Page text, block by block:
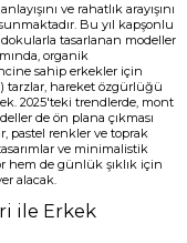
ve rahatlık arayışını
Bu yıl kapşonlu
tasarlanan modeller
organik
sahip erkekler için
tarzlar, hareket özgürlüğü
2025'teki trendlerde, mont
de ön plana çıkması
pastel renkler ve toprak
ve minimalistik
hem de günlük şıklık için
alacak.
ile Erkek